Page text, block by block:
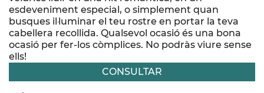
esdeveniment especial, o simplement quan
busques il·luminar el teu rostre en portar la teva
cabellera recollida. Qualsevol ocasió és una bona
ocasió per fer-los còmplices. No podràs viure sense
ells!
CONSULTAR